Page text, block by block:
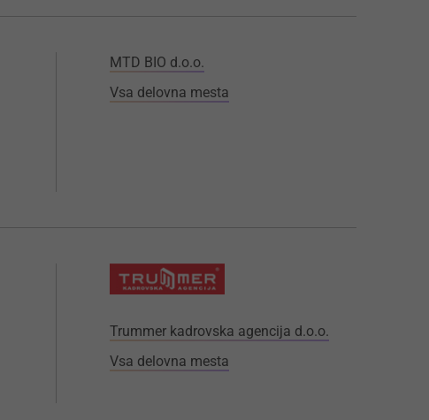
MTD BIO d.o.o.
Vsa delovna mesta
Trummer kadrovska agencija d.o.o.
Vsa delovna mesta